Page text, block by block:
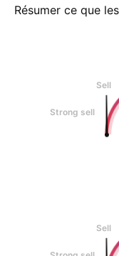
Résumer ce que
Sell
Sell
Strong sell